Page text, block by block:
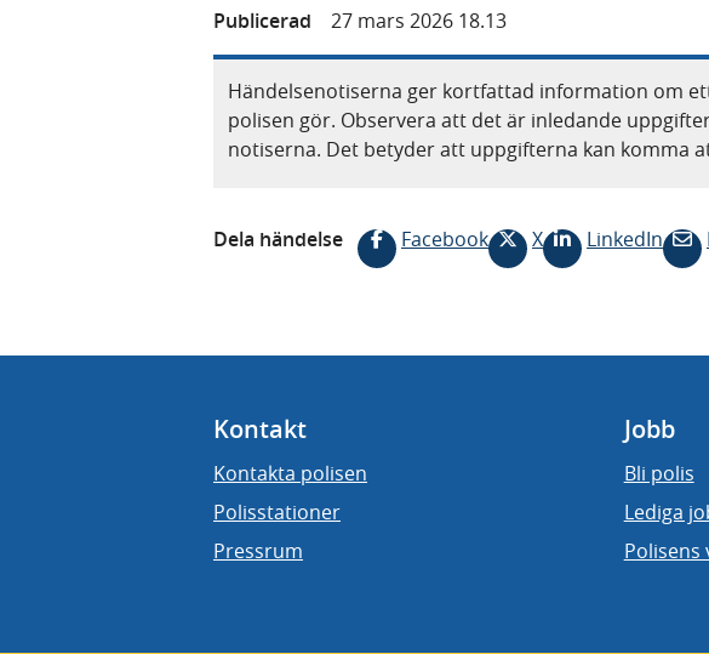
Publicerad
27 mars 2026 18.13
Händelsenotiserna ger kortfattad information om
polisen gör. Observera att det är inledande
notiserna. Det betyder att uppgifterna kan komma
Dela händelse Facebook X LinkedIn
Kontakt
Kontakta polisen
Polisstationer
Pressrum
Jobb
Bli polis
Lediga